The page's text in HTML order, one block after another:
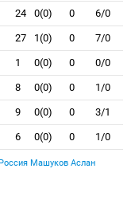
24 0(0) 0 6/0
27 1(0) 0 7/0
1 0(0) 0 0/0
8 0(0) 0 1/0
9 0(0) 0 3/1
6 0(0) 0 1/0
Машуков Аслан